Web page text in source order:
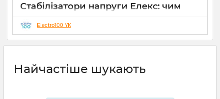
Стабілізатори напруги Елекс: чим
відрізняються серії Ампер, Герц і
Гібрид (огляд інженерів)
19 08 2025 0 10 хвилин
Electro100 YK
Найчастіше шукають